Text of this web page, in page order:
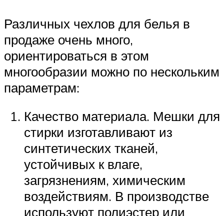
Различных чехлов для белья в
продаже очень много,
ориентироваться в этом
многообразии можно по нескольким
параметрам:
Качество материала. Мешки для
стирки изготавливают из
синтетических тканей,
устойчивых к влаге,
загрязнениям, химическим
воздействиям. В производстве
используют полиэстер или